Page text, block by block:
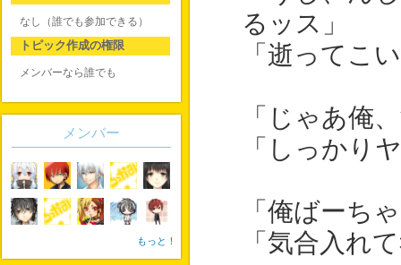
るッス」
「逝ってこ
「じゃあ俺
「しっかり
「俺ばーち
「気合入れ
なし（誰でも参加できる）
トピック作成の権限
メンバーなら誰でも
メンバー
もっと！